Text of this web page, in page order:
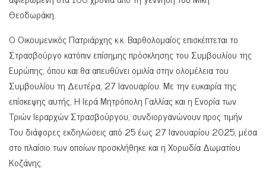
Θεοδωράκη.
Ο Οικουμενικός Πατριάρχης κ.κ. Βαρθολομαίος επισκέπτεται το
Στρασβούργο κατόπιν επίσημης πρόσκλησης του Συμβουλίου της
Ευρώπης, όπου και θα απευθύνει ομιλία στην ολομέλεια του
Συμβουλίου τη Δευτέρα, 27 Ιανουαρίου. Με την ευκαιρία της
επίσκεψης αυτής, Η Ιερά Μητρόπολη Γαλλίας και η Ενορία των
Τριών Ιεραρχών Στρασβούργου, συνδιοργανώνουν προς τιμήν
Του διάφορες εκδηλώσεις από 25 έως 27 Ιανουαρίου 2025, μέσα
στο πλαίσιο των οποίων προσκλήθηκε και η Χορωδία Δωματίου
Κοζάνης.